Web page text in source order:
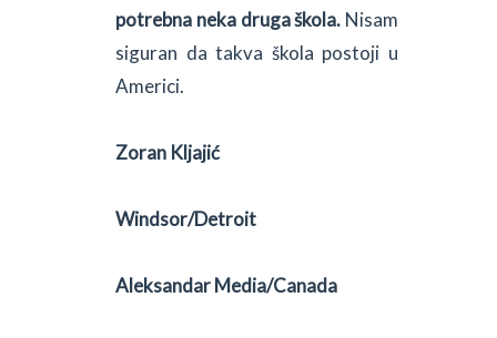
potrebna neka druga škola. Nisam
siguran da takva škola postoji u
Americi.
Zoran Kljajić
Windsor/Detroit
Aleksandar Media/Canada